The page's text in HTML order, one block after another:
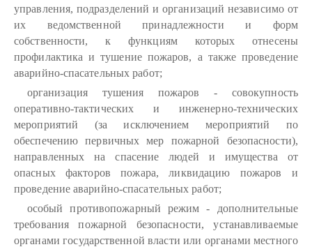
управления, подразделений и организаций независимо от
их ведомственной принадлежности и форм
собственности, к функциям которых отнесены
профилактика и тушение пожаров, а также проведение
аварийно-спасательных работ;
организация тушения пожаров - совокупность
оперативно-тактических и инженерно-технических
мероприятий (за исключением мероприятий по
обеспечению первичных мер пожарной безопасности),
направленных на спасение людей и имущества от
опасных факторов пожара, ликвидацию пожаров и
проведение аварийно-спасательных работ;
особый противопожарный режим - дополнительные
требования пожарной безопасности, устанавливаемые
органами государственной власти или органами местного